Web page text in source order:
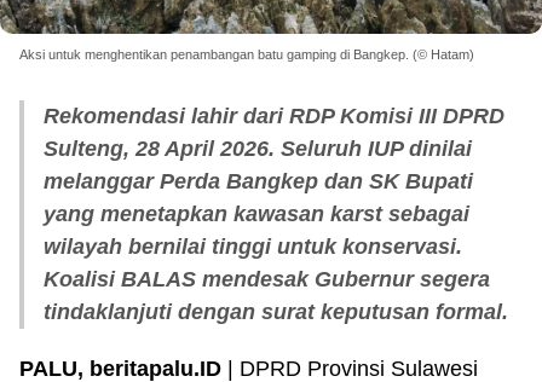
Aksi untuk menghentikan penambangan batu gamping di Bangkep. (© Hatam)
Rekomendasi lahir dari RDP Komisi III DPRD
Sulteng, 28 April 2026. Seluruh IUP dinilai
melanggar Perda Bangkep dan SK Bupati
yang menetapkan kawasan karst sebagai
wilayah bernilai tinggi untuk konservasi.
Koalisi BALAS mendesak Gubernur segera
tindaklanjuti dengan surat keputusan formal.
PALU, beritapalu.ID | DPRD Provinsi Sulawesi